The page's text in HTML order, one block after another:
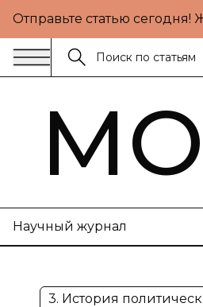
Отправьте статью
Научный журнал
3. История